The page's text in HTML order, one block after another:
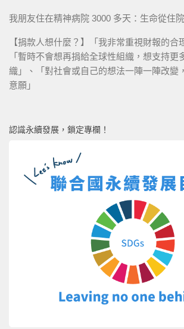
我朋友住在精神病院 3000 多天：生命從住
【捐款人想什麼？】「我非常重視財報的合
「暫時不會想再捐給全球性組織，想支持更
織」、「對社會或自己的想法一陣一陣改變
意願」
認識永續發展，鎖定專欄！